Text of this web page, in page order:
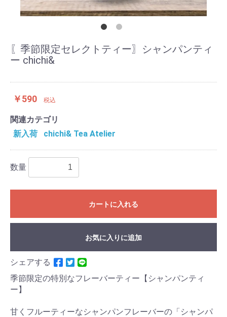
〖季節限定セレクトティー〗シャンパンティ
ー chichi&
￥590 税込
関連カテゴリ
新入荷
chichi& Tea Atelier
数量
カートに入れる
お気に入りに追加
シェアする
季節限定の特別なフレーバーティー【シャンパンティ
ー】
甘くフルーティーなシャンパンフレーバーの「シャンパ